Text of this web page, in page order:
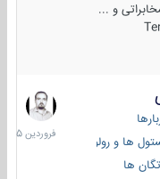
و ...
ها و رولورها
ها
17
فروردین
1405